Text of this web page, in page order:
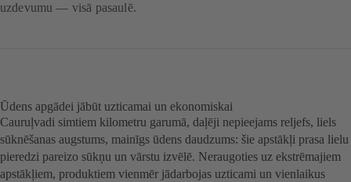
uzdevumu — visā pasaulē.
Ūdens apgādei jābūt uzticamai un ekonomiskai
Cauruļvadi simtiem kilometru garumā, daļēji nepieejams reljefs, liels
sūknēšanas augstums, mainīgs ūdens daudzums: šie apstākļi prasa lielu
pieredzi pareizo sūkņu un vārstu izvēlē. Neraugoties uz ekstrēmajiem
apstākļiem, produktiem vienmēr jādarbojas uzticami un vienlaikus